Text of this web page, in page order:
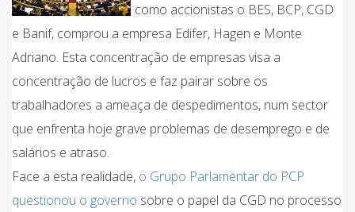
como accionistas o BES, BCP, CGD
e Banif, comprou a empresa Edifer, Hagen e Monte
Adriano. Esta concentração de empresas visa a
concentração de lucros e faz pairar sobre os
trabalhadores a ameaça de despedimentos, num sector
que enfrenta hoje grave problemas de desemprego e de
salários e atraso.
Face a esta realidade, o Grupo Parlamentar do PCP
questionou o governo sobre o papel da CGD no processo